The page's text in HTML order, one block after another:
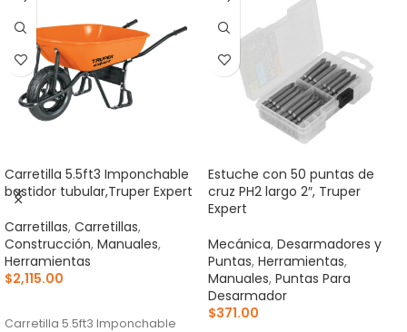
Carretilla 5.5ft3 Imponchable
bastidor tubular,Truper Expert
Carretillas, Carretillas,
Construcción, Manuales,
Herramientas
$2,115.00
Carretilla 5.5ft3 Imponchable
Estuche con 50 puntas de
cruz PH2 largo 2″, Truper
Expert
Mecánica, Desarmadores y
Puntas, Herramientas,
Manuales, Puntas Para
Desarmador
$371.00